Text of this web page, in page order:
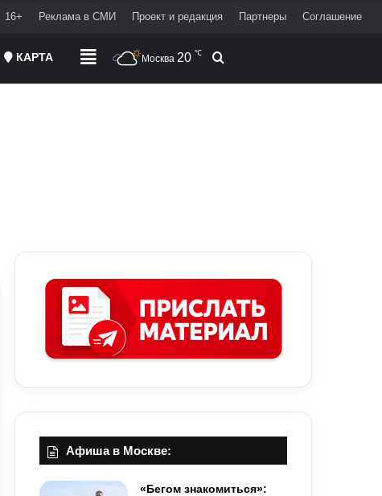
16+ Реклама в СМИ Проект и редакция Партнеры Соглашение
КАРТА РАЗДЕЛЫМосква 20 ℃
Афиша в Москве:
«Бегом знакомиться»: